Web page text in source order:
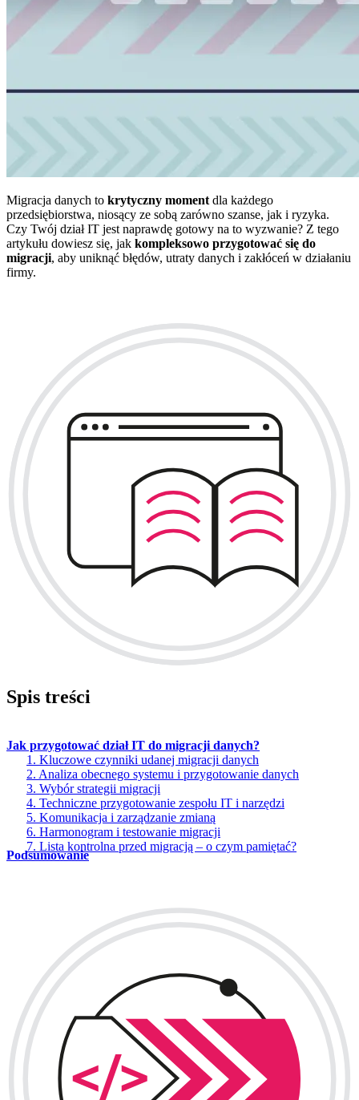
Migracja danych to krytyczny momentdla każdego
przedsiębiorstwa, niosący ze sobą zarówno szanse, jak i ryzyka.
Czy Twój dział IT jest naprawdę gotowy na to wyzwanie? Z tego
artykułu dowiesz się, jak kompleksowo przygotować się do
migracji, aby uniknąć błędów, utraty danych i zakłóceń w działaniu
firmy.
Spis treści
Jak przygotować dział IT do migracji danych?
1. Kluczowe czynniki udanej migracji danych
2. Analiza obecnego systemu i przygotowanie danych
3. Wybór strategii migracji
4. Techniczne przygotowanie zespołu IT i narzędzi
5. Komunikacja i zarządzanie zmianą
6. Harmonogram i testowanie migracji
7. Lista kontrolna przed migracją – o czym pamiętać?
Podsumowanie